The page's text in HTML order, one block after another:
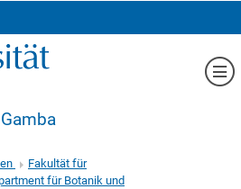
Fakultät für
für Botanik und